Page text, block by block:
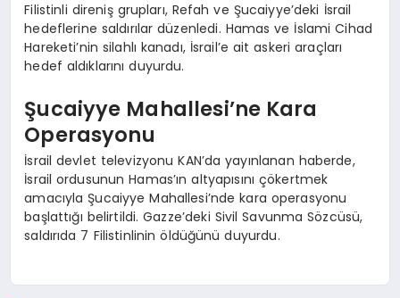
Filistinli direniş grupları, Refah ve Şucaiyye’deki İsrail
hedeflerine saldırılar düzenledi. Hamas ve İslami Cihad
Hareketi’nin silahlı kanadı, İsrail’e ait askeri araçları
hedef aldıklarını duyurdu.
Şucaiyye Mahallesi’ne Kara
Operasyonu
İsrail devlet televizyonu KAN’da yayınlanan haberde,
İsrail ordusunun Hamas’ın altyapısını çökertmek
amacıyla Şucaiyye Mahallesi’nde kara operasyonu
başlattığı belirtildi. Gazze’deki Sivil Savunma Sözcüsü,
saldırıda 7 Filistinlinin öldüğünü duyurdu.